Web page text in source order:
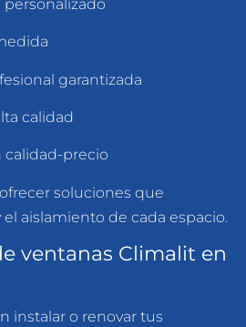
garantizada
calidad
calidad-precio
soluciones que
aislamiento de cada espacio.
ventanas Climalit en
instalar o renovar tus